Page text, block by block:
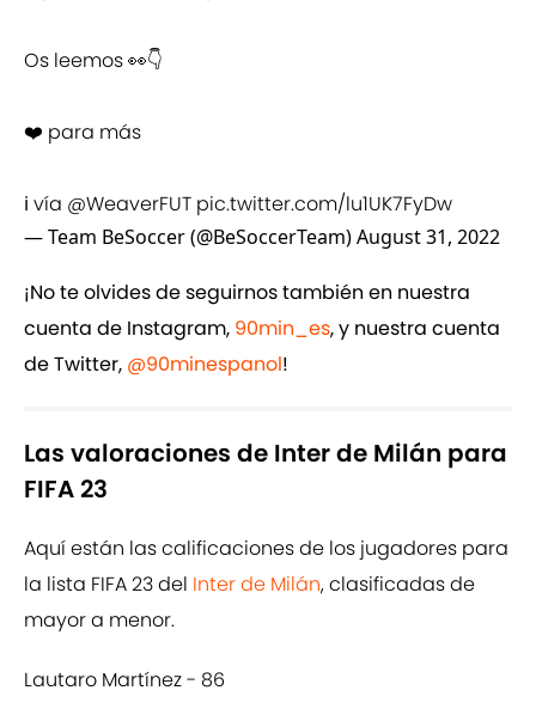
Os leemos 👀👇
❤️ para más
ℹ️ vía @WeaverFUT pic.twitter.com/lu1UK7FyDw
— Team BeSoccer (@BeSoccerTeam)August 31, 2022
¡No te olvides de seguirnos también en nuestra
cuenta de Instagram, 90min_es, y nuestra cuenta
de Twitter, @90minespanol!
Las valoraciones de Inter de Milán para
FIFA 23
Aquí están las calificaciones de los jugadores para
la lista FIFA 23 del Inter de Milán, clasificadas de
mayor a menor.
Lautaro Martínez - 86